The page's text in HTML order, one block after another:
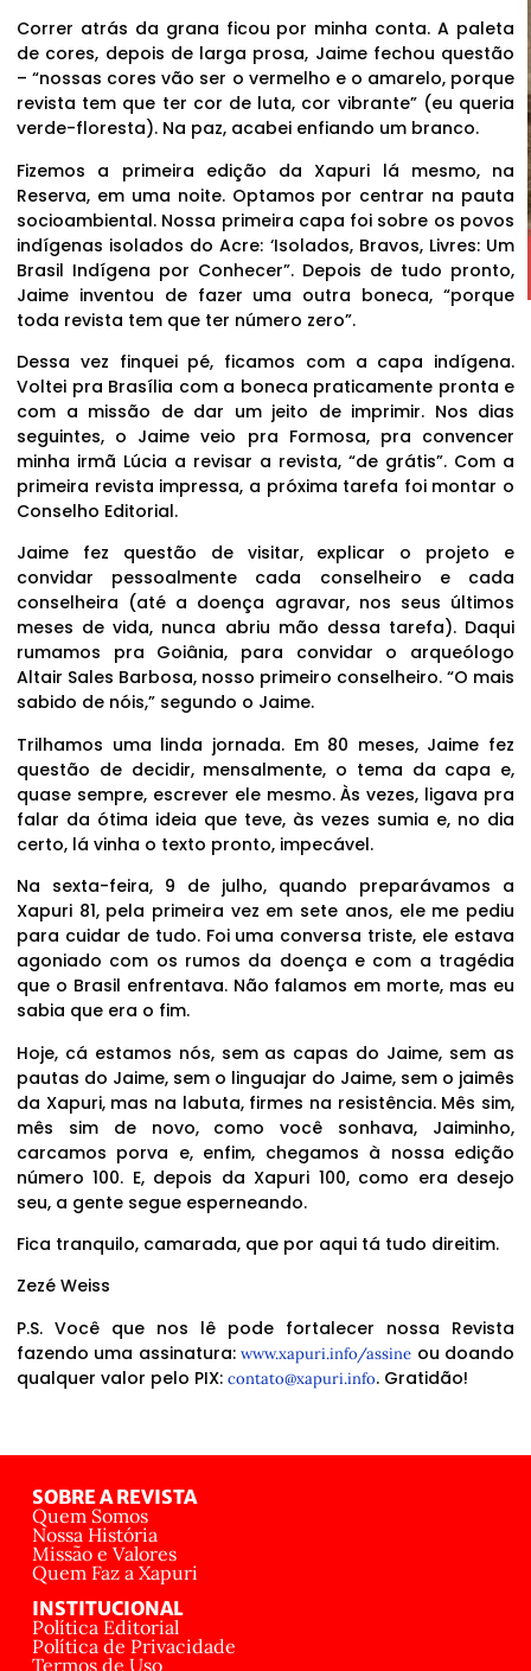
Correr atrás da grana ficou por minha conta. A paleta
de cores, depois de larga prosa, Jaime fechou questão
– “nossas cores vão ser o vermelho e o amarelo, porque
revista tem que ter cor de luta, cor vibrante” (eu queria
verde-floresta). Na paz, acabei enfiando um branco.
Fizemos a primeira edição da Xapuri lá mesmo, na
Reserva, em uma noite. Optamos por centrar na pauta
socioambiental. Nossa primeira capa foi sobre os povos
indígenas isolados do Acre: ‘Isolados, Bravos, Livres: Um
Brasil Indígena por Conhecer”. Depois de tudo pronto,
Jaime inventou de fazer uma outra boneca, “porque
toda revista tem que ter número zero”.
Dessa vez finquei pé, ficamos com a capa indígena.
Voltei pra Brasília com a boneca praticamente pronta e
com a missão de dar um jeito de imprimir. Nos dias
seguintes, o Jaime veio pra Formosa, pra convencer
minha irmã Lúcia a revisar a revista, “de grátis”. Com a
primeira revista impressa, a próxima tarefa foi montar o
Conselho Editorial.
Jaime fez questão de visitar, explicar o projeto e
convidar pessoalmente cada conselheiro e cada
conselheira (até a doença agravar, nos seus últimos
meses de vida, nunca abriu mão dessa tarefa). Daqui
rumamos pra Goiânia, para convidar o arqueólogo
Altair Sales Barbosa, nosso primeiro conselheiro. “O mais
sabido de nóis,” segundo o Jaime.
Trilhamos uma linda jornada. Em 80 meses, Jaime fez
questão de decidir, mensalmente, o tema da capa e,
quase sempre, escrever ele mesmo. Às vezes, ligava pra
falar da ótima ideia que teve, às vezes sumia e, no dia
certo, lá vinha o texto pronto, impecável.
Na sexta-feira, 9 de julho, quando preparávamos a
Xapuri 81, pela primeira vez em sete anos, ele me pediu
para cuidar de tudo. Foi uma conversa triste, ele estava
agoniado com os rumos da doença e com a tragédia
que o Brasil enfrentava. Não falamos em morte, mas eu
sabia que era o fim.
Hoje, cá estamos nós, sem as capas do Jaime, sem as
pautas do Jaime, sem o linguajar do Jaime, sem o jaimês
da Xapuri, mas na labuta, firmes na resistência. Mês sim,
mês sim de novo, como você sonhava, Jaiminho,
carcamos porva e, enfim, chegamos à nossa edição
número 100. E, depois da Xapuri 100, como era desejo
seu, a gente segue esperneando.
Fica tranquilo, camarada, que por aqui tá tudo direitim.
Zezé Weiss
P.S. Você que nos lê pode fortalecer nossa Revista
fazendo uma assinatura:www.xapuri.info/assine ou doando
qualquer valor pelo PIX: contato@xapuri.info. Gratidão!
SOBRE A REVISTA
Quem Somos
Nossa História
Missão e Valores
Quem Faz a Xapuri
INSTITUCIONAL
Política Editorial
Política de Privacidade
Termos de Uso